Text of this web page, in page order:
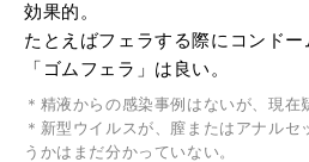
効果的。
たとえばフェラする際にコンド
「ゴムフェラ」は良い。
＊精液からの感染事例はないが、現在
＊新型ウイルスが、膣またはアナル
うかはまだ分かっていない。